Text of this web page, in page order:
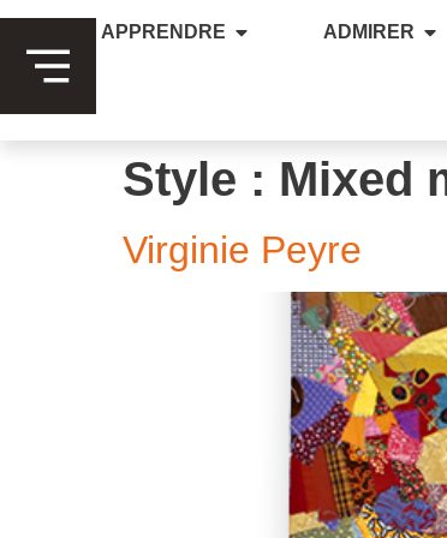
APPRENDRE ADMIRER
Style : Mixed
Virginie Peyre